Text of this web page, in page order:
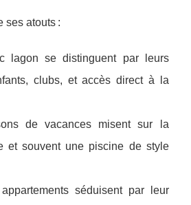
ses atouts :
lagon se distinguent par leurs
clubs, et accès direct à la
de vacances misent sur la
et souvent une piscine de style
séduisent par leur